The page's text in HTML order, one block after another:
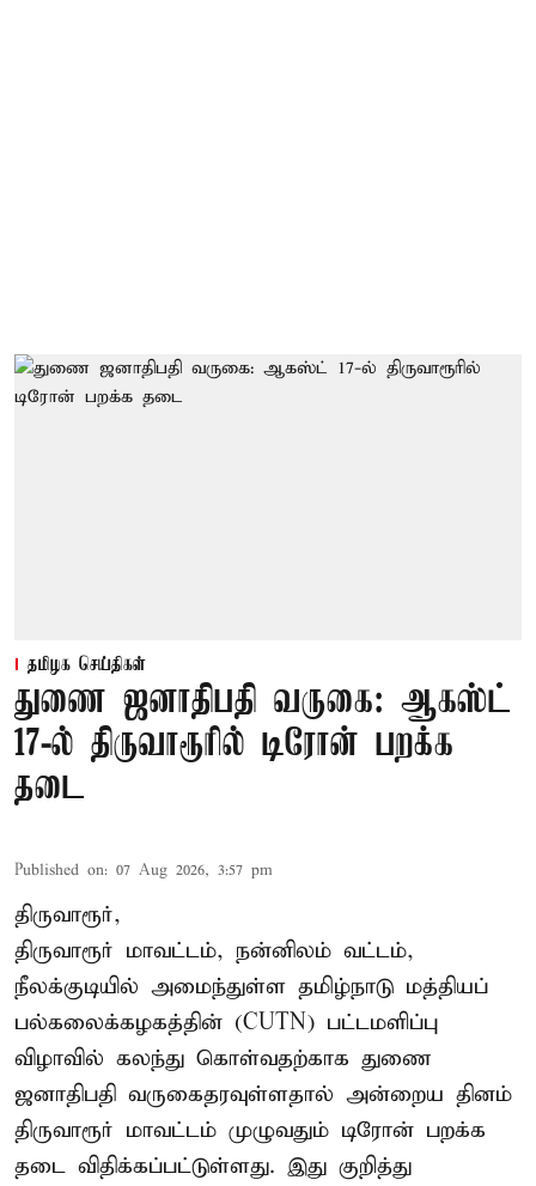
தமிழக செய்திகள்
துணை ஜனாதிபதி வருகை: ஆகஸ்ட்
17-ல் திருவாரூரில் டிரோன் பறக்க
தடை
Published on: 07 Aug 2026, 3:57 pm
திருவாரூர்,
திருவாரூர் மாவட்டம், நன்னிலம் வட்டம்,
நீலக்குடியில் அமைந்துள்ள தமிழ்நாடு மத்தியப்
பல்கலைக்கழகத்தின் (CUTN) பட்டமளிப்பு
விழாவில் கலந்து கொள்வதற்காக துணை
ஜனாதிபதி வருகைதரவுள்ளதால் அன்றைய தினம்
திருவாரூர் மாவட்டம் முழுவதும் டிரோன் பறக்க
தடை விதிக்கப்பட்டுள்ளது. இது குறித்து